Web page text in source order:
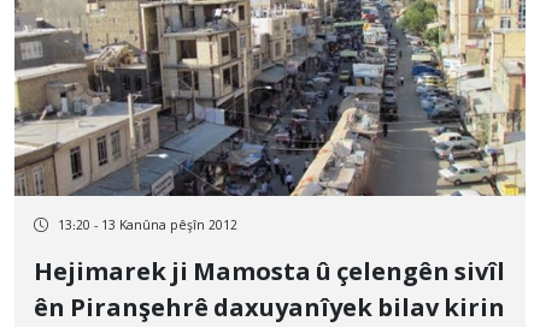
13:20 - 13 Kanûna pêşîn 2012
Hejimarek ji Mamosta û çelengên sivîl
ên Piranşehrê daxuyanîyek bilav kirin